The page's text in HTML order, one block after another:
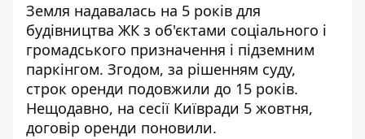
Земля надавалась на 5 років для
будівництва ЖК з об'єктами соціального і
громадського призначення і підземним
паркінгом. Згодом, за рішенням суду,
строк оренди подовжили до 15 років.
Нещодавно, на сесії Київради 5 жовтня,
договір оренди поновили.